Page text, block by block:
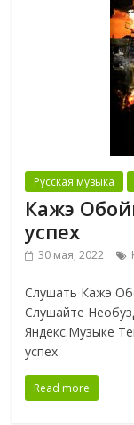
Русская музыка
Кажэ
успех
30 мая, 2022
Слушать Кажэ
Слушайте
Яндекс.Музыке
успех
Read more